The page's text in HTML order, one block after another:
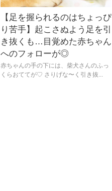
【足を握られるのはちょっぴ
り苦手】起こさぬよう足を引
き抜くも…目覚めた赤ちゃん
へのフォローが◎
赤ちゃんの手の下には、柴犬さんのふっ
くらおててが♡ さりげな〜く引き抜...